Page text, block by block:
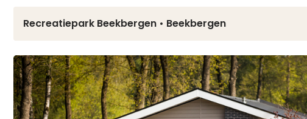
Recreatiepark Beekbergen • Beekbergen